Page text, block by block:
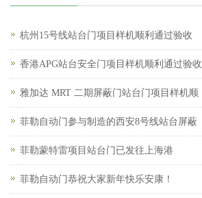
杭州15号线站台门项目样机顺利通过验收
香港APG站台安全门项目样机顺利通过验收
雅加达 MRT 二期屏蔽门站台门项目样机顺
菲勒自动门参与制造的西安8号线站台屏蔽
菲勒蒙特雷项目站台门已发往上海港
菲勒自动门恭祝大家新年快乐安康！